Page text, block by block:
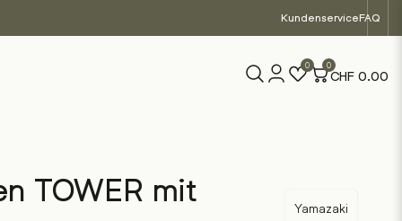
KundenserviceFAQ
0 0
CHF 0.00
TOWER mit
Yamazaki